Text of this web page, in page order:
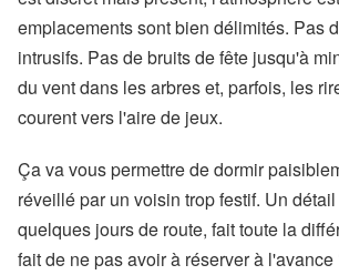
emplacements sont bien délimités. Pas
intrusifs. Pas de bruits de fête jusqu'à
du vent dans les arbres et, parfois, les
courent vers l'aire de jeux.
Ça va vous permettre de dormir
réveillé par un voisin trop festif. Un
quelques jours de route, fait toute la
fait de ne pas avoir à réserver à l'avance